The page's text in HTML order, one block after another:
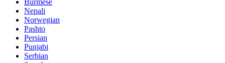
Nepali
Norwegian
Pashto
Persian
Punjabi
Serbian